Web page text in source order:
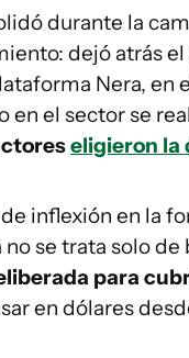
durante la
dejó atrás
Nera, en
en el sector se
eligieron la
inflexión en la
se trata solo
para
en dólares